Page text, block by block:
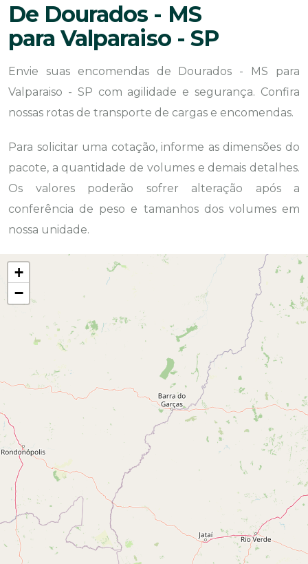
De Dourados - MS
para Valparaiso - SP
Envie suas encomendas de Dourados - MS para
Valparaiso - SP com agilidade e segurança. Confira
nossas rotas de transporte de cargas e encomendas.
Para solicitar uma cotação, informe as dimensões do
pacote, a quantidade de volumes e demais detalhes.
Os valores poderão sofrer alteração após a
conferência de peso e tamanhos dos volumes em
nossa unidade.
+
−